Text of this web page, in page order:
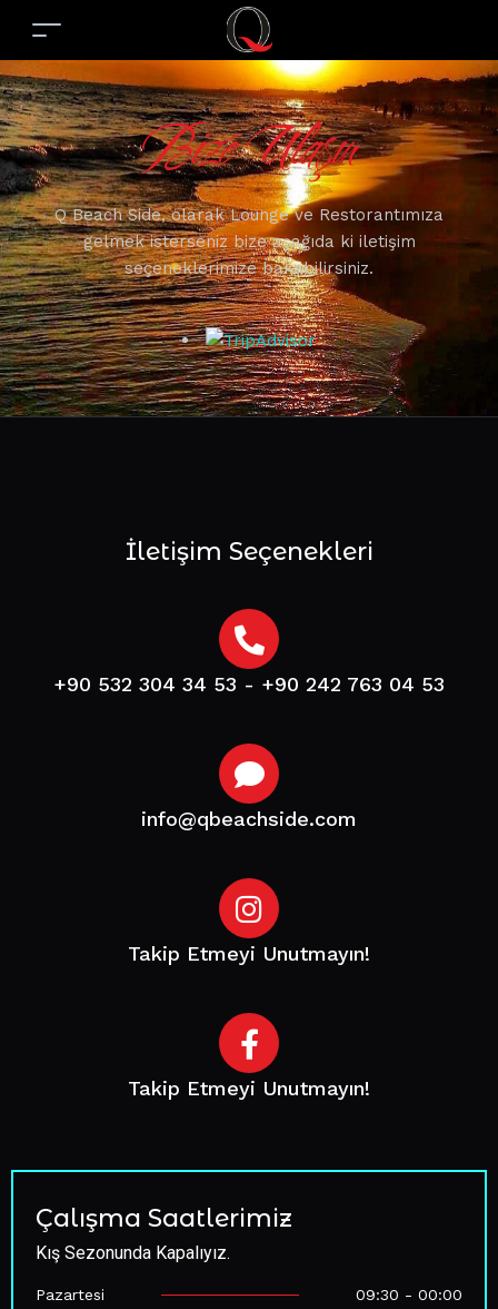
Bize Ulaşın
Q Beach Side, olarak Lounge ve Restorantımıza
gelmek isterseniz bize aşağıda ki iletişim
seçeneklerimize bakabilirsiniz.
İletişim Seçenekleri
+90 532 304 34 53 - +90 242 763 04 53
info@qbeachside.com
Takip Etmeyi Unutmayın!
Takip Etmeyi Unutmayın!
Çalışma Saatlerimiz
Kış Sezonunda Kapalıyız.
Pazartesi 09:30 - 00:00